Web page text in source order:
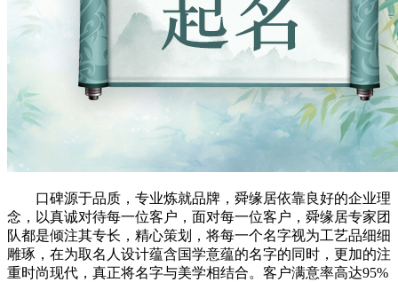
口碑源于品质，专业炼就品牌，舜缘居依靠良好的企业理
念，以真诚对待每一位客户，面对每一位客户，舜缘居专家团
队都是倾注其专长，精心策划，将每一个名字视为工艺品细细
雕琢，在为取名人设计蕴含国学意蕴的名字的同时，更加的注
重时尚现代，真正将名字与美学相结合。客户满意率高达95%